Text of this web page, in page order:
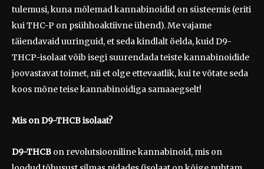
tulemusi, kuna mõlemad kannabinoidid on süsteemis (eriti
kui THC-P on psühhoaktiivne ühend). Me vajame
täiendavaid uuringuid, et seda kindlalt öelda, kuid D9-
THCP-isolaat võib isegi suurendada teiste kannabinoidide
joovastavat toimet, nii et olge ettevaatlik, kui te võtate seda
koos mõne teise kannabinoidiga samaaegselt!
Mis on D9-THCB isolaat?
D9-THCB on revolutsiooniline kannabinoid, mis on